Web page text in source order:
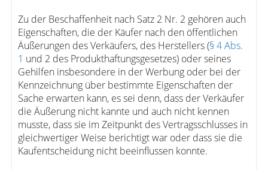
Zu der Beschaffenheit nach Satz 2 Nr. 2 gehören auch
Eigenschaften, die der Käufer nach den öffentlichen
Äußerungen des Verkäufers, des Herstellers (§ 4 Abs.
1 und 2 des Produkthaftungsgesetzes) oder seines
Gehilfen insbesondere in der Werbung oder bei der
Kennzeichnung über bestimmte Eigenschaften der
Sache erwarten kann, es sei denn, dass der Verkäufer
die Äußerung nicht kannte und auch nicht kennen
musste, dass sie im Zeitpunkt des Vertragsschlusses in
gleichwertiger Weise berichtigt war oder dass sie die
Kaufentscheidung nicht beeinflussen konnte.